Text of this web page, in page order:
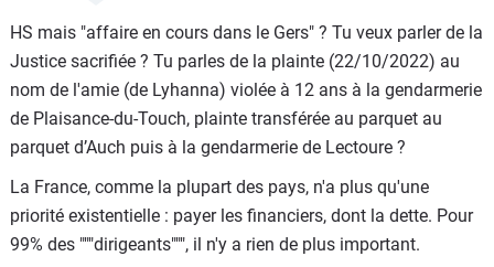
en cours dans le Gers, cf. éducation nationale...).
La priorité des priorités reste quand même d'assurer le
niveau de vie de la génération 1945-1960 et quelques,
faudrait pas devoir vendre le bateau, la résidence
secondaire ou le camping-car quand même, la pauvreté
c'est pour les jeunes, pas pour eux
HS mais "affaire en cours dans le Gers" ? Tu veux parler de la
Justice sacrifiée ? Tu parles de la plainte (22/10/2022) au
nom de l'amie (de Lyhanna) violée à 12 ans à la gendarmerie
de Plaisance-du-Touch, plainte transférée au parquet au
parquet d’Auch puis à la gendarmerie de Lectoure ?
La France, comme la plupart des pays, n'a plus qu'une
priorité existentielle : payer les financiers, dont la dette. Pour
99% des """dirigeants""", il n'y a rien de plus important.